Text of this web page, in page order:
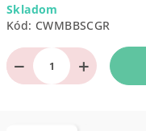
cena:
Skladom
Kód: CWMBBSCGR
+
−